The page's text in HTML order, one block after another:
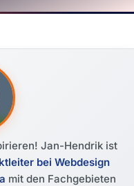
Jan-Hendrik ist
bei Webdesign
mit den Fachgebieten